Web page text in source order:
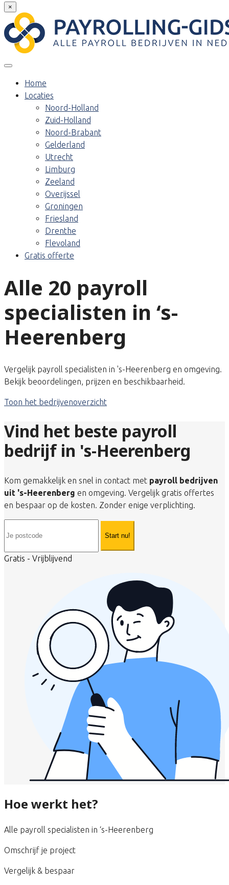
×
Home
Locaties
Noord-Holland
Zuid-Holland
Noord-Brabant
Gelderland
Utrecht
Limburg
Zeeland
Overijssel
Groningen
Friesland
Drenthe
Flevoland
Gratis offerte
Alle 20 payroll
specialisten in ‘s-
Heerenberg
Vergelijk payroll specialisten in 's-Heerenberg en omgeving.
Bekijk beoordelingen, prijzen en beschikbaarheid.
Toon het bedrijvenoverzicht
Vind het beste payroll
bedrijf in 's-Heerenberg
Kom gemakkelijk en snel in contact met payroll bedrijven
uit 's-Heerenberg en omgeving. Vergelijk gratis offertes
en bespaar op de kosten. Zonder enige verplichting.
Start nu!
Gratis - Vrijblijvend
Hoe werkt het?
Alle payroll specialisten in ‘s-Heerenberg
Omschrijf je project
Vergelijk & bespaar